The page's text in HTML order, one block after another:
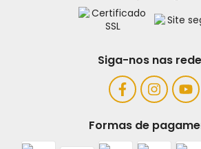
Siga-nos nas
Formas de